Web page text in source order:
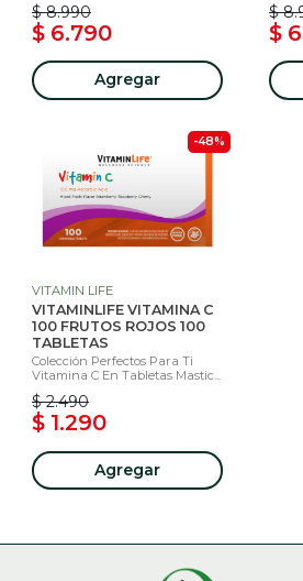
$ 8.990
$ 6.790
Agregar
$
$
-48%
VITAMIN LIFE
VITAMINLIFE VITAMINA C
100 FRUTOS ROJOS 100
TABLETAS
Colección Perfectos Para Ti
Vitamina C En Tabletas Mastic...
$ 2.490
$ 1.290
Agregar